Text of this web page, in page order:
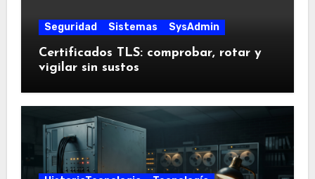
Seguridad Sistemas SysAdmin
Certificados TLS: comprobar, rotar y
vigilar sin sustos